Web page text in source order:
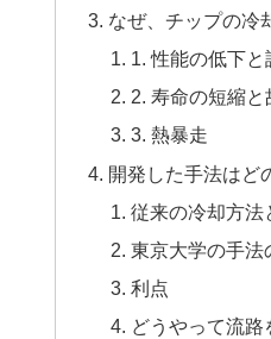
なぜ、チップの冷
1. 性能の低下と
2. 寿命の短縮と
3. 熱暴走
開発した手法はど
従来の冷却方法
東京大学の手法
利点
どうやって流